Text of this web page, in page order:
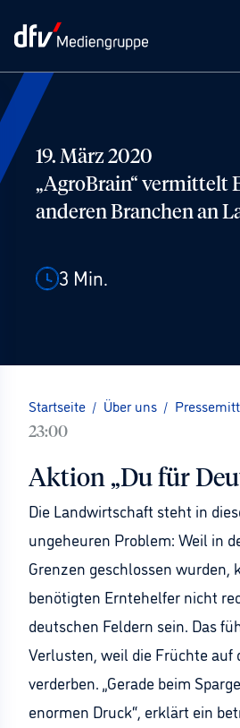
19. März 2020
„AgroBrain“ vermittelt
anderen Branchen an
3 Min.
Startseite / Über uns /
23:00
Aktion „Du für
Die Landwirtschaft steht in
ungeheuren Problem: Weil in
Grenzen geschlossen wurden,
benötigten Erntehelfer nicht
deutschen Feldern sein. Das
Verlusten, weil die Früchte auf
verderben. „Gerade beim
enormen Druck“, erklärt ein